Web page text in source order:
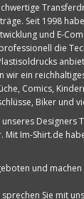
Seit 1998
und
die
wir ein
Comics,
Biker und
Designers
Mit Im-Shirt.de
und
sprechen Sie mit